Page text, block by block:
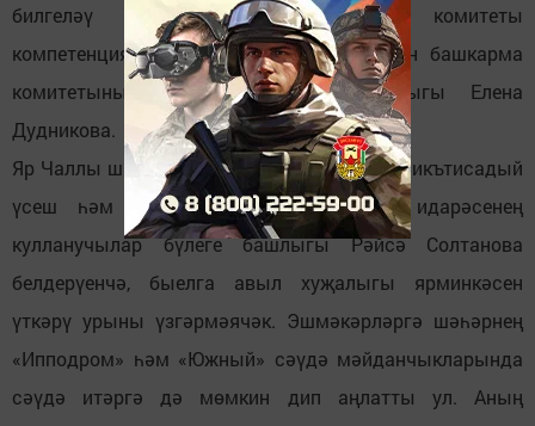
билгеләү – Яр Чаллы башкарма комитеты
компетенциясендә, – дип белдерде район башкарма
комитетының икътисад бүлеге башлыгы Елена
Дудникова.
Яр Чаллы шәһәре башкарма комитетының икътисадый
үсеш һәм эшмәкәрлеккә ярдәм итү идарәсенең
кулланучылар бүлеге башлыгы Рәйсә Солтанова
белдерүенчә, быелга авыл хуҗалыгы ярминкәсен
үткәрү урыны үзгәрмәячәк. Эшмәкәрләргә шәһәрнең
«Ипподром» һәм «Южный» сәүдә мәйданчыкларында
сәүдә итәргә дә мөмкин дип аңлатты ул. Аның